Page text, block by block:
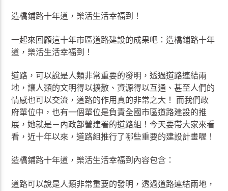
造橋鋪路十年道，樂活生活幸福到！
一起來回顧這十年市區道路建設的成果吧：造橋鋪路十年
道，樂活生活幸福到！
道路，可以說是人類非常重要的發明，透過道路連結兩
地，讓人類的文明得以擴散、資源得以互通、甚至人們的
情感也可以交流，道路的作用真的非常之大！ 而我們政
府單位中，也有一個單位是負責全國市區道路建設的推
展，她就是－內政部營建署的道路組！今天要帶大家來看
看，近十年以來，道路組推行了哪些重要的建設計畫喔！
造橋鋪路十年道，樂活生活幸福到內容包含：
道路可以說是人類非常重要的發明，透過道路連結兩地，